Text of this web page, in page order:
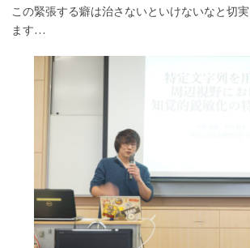
この緊張する癖は治さないといけないなと切
ます…